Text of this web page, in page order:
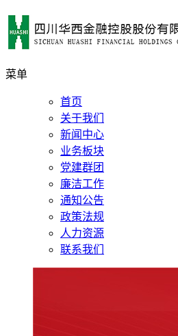
菜单
首页
关于我们
新闻中心
业务板块
党建群团
廉洁工作
通知公告
政策法规
人力资源
联系我们